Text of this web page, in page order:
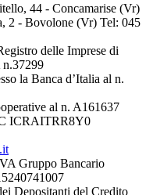
44 - Concamarise (Vr)
2 - Bovolone (Vr) Tel: 045
delle Imprese di
la Banca d’Italia al n.
al n. A161637
ICRAITRR8Y0
Gruppo Bancario
Depositanti del Credito